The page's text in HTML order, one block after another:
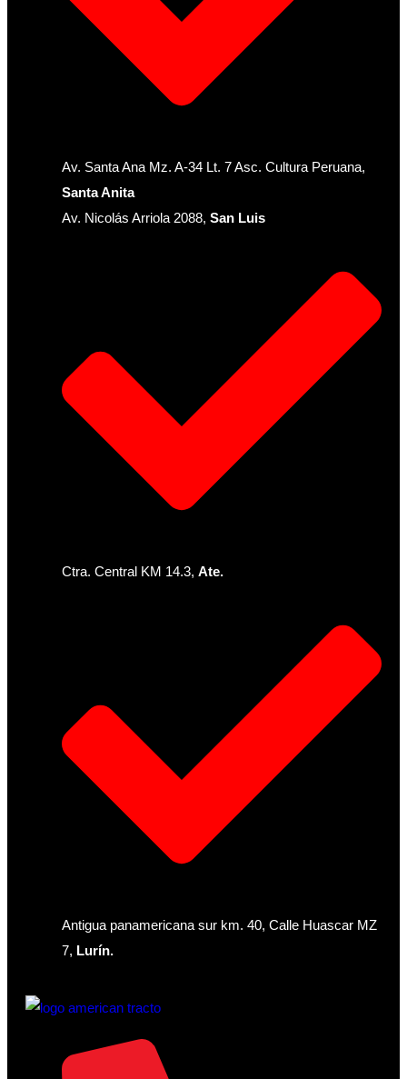
Av. Santa Ana Mz. A-34 Lt. 7 Asc. Cultura Peruana,
Santa Anita
Av. Nicolás Arriola 2088, San Luis
Ctra. Central KM 14.3, Ate.
Antigua panamericana sur km. 40, Calle Huascar MZ
7, Lurín.